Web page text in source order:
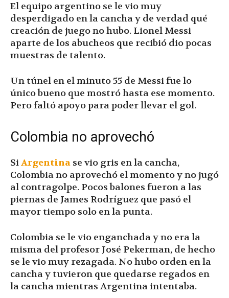
El equipo argentino se le vio muy
desperdigado en la cancha y de verdad qué
creación de juego no hubo. Lionel Messi
aparte de los abucheos que recibió dio pocas
muestras de talento.
Un túnel en el minuto 55 de Messi fue lo
único bueno que mostró hasta ese momento.
Pero faltó apoyo para poder llevar el gol.
Colombia no aprovechó
SiArgentina se vio gris en la cancha,
Colombia no aprovechó el momento y no jugó
al contragolpe. Pocos balones fueron a las
piernas de James Rodríguez que pasó el
mayor tiempo solo en la punta.
Colombia se le vio enganchada y no era la
misma del profesor José Pekerman, de hecho
se le vio muy rezagada. No hubo orden en la
cancha y tuvieron que quedarse regados en
la cancha mientras Argentina intentaba.